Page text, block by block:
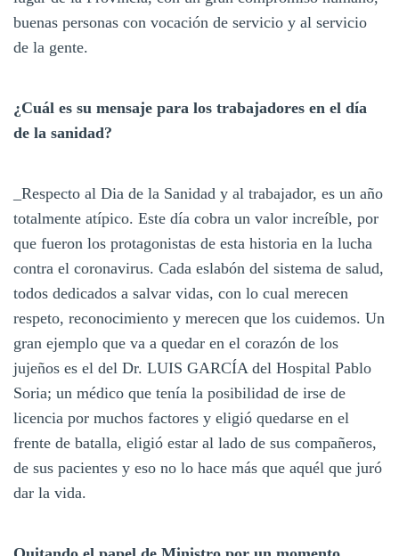
buenas personas con vocación de servicio y al servicio
de la gente.
¿Cuál es su mensaje para los trabajadores en el día
de la sanidad?
_Respecto al Dia de la Sanidad y al trabajador, es un año
totalmente atípico. Este día cobra un valor increíble, por
que fueron los protagonistas de esta historia en la lucha
contra el coronavirus. Cada eslabón del sistema de salud,
todos dedicados a salvar vidas, con lo cual merecen
respeto, reconocimiento y merecen que los cuidemos. Un
gran ejemplo que va a quedar en el corazón de los
jujeños es el del Dr. LUIS GARCÍA del Hospital Pablo
Soria; un médico que tenía la posibilidad de irse de
licencia por muchos factores y eligió quedarse en el
frente de batalla, eligió estar al lado de sus compañeros,
de sus pacientes y eso no lo hace más que aquél que juró
dar la vida.